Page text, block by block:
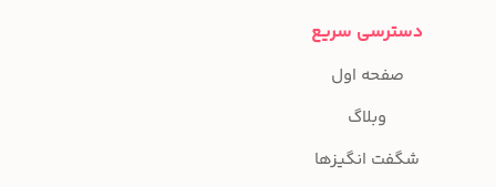
دسترسی سریع
صفحه اول
وبلاگ
شگفت انگیزها